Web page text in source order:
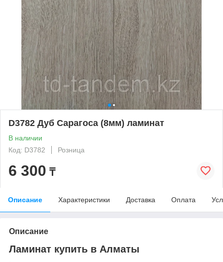
D3782 Дуб Сарагоса (8мм) ламинат
В наличии
Код: D3782
Розница
6 300 ₸
Описание Характеристики Доставка Оплата
Описание
Ламинат купить в Алматы